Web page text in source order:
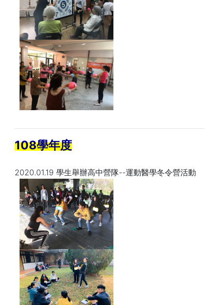
108學年度
2020.01.19 學生舉辦高中營隊--運動醫學冬令營活動